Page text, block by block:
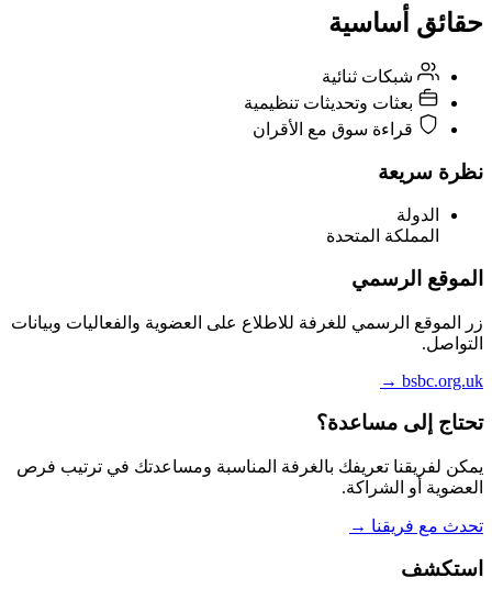
حقائق أساسية
شبكات ثنائية
بعثات وتحديثات تنظيمية
قراءة سوق مع الأقران
نظرة سريعة
الدولة
المملكة المتحدة
الموقع الرسمي
زر الموقع الرسمي للغرفة للاطلاع على العضوية والفعاليات وبيانات
التواصل.
bsbc.org.uk
→
تحتاج إلى مساعدة؟
يمكن لفريقنا تعريفك بالغرفة المناسبة ومساعدتك في ترتيب فرص
العضوية أو الشراكة.
تحدث مع فريقنا →
استكشف